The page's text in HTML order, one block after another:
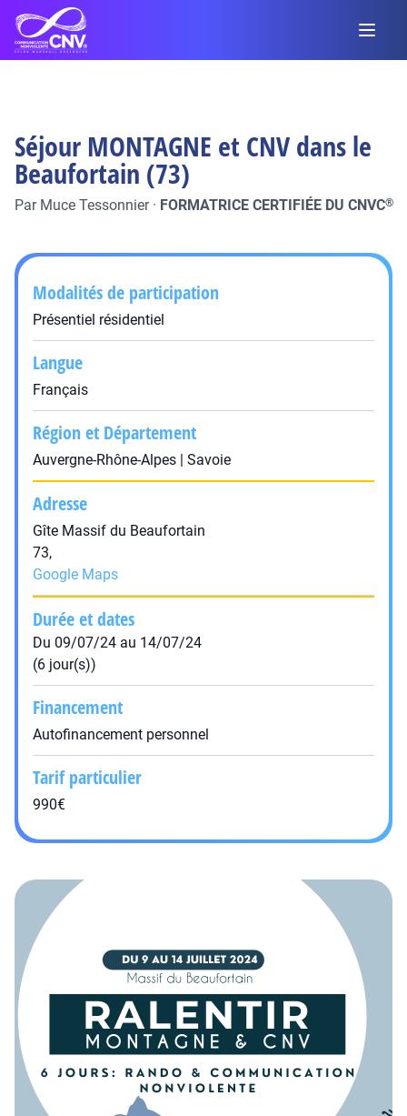
Séjour MONTAGNE et CNV dans le
Beaufortain (73)
Par Muce Tessonnier· FORMATRICE CERTIFIÉE DU CNVC®
Modalités de participation
Présentiel résidentiel
Langue
Français
Région et Département
Auvergne-Rhône-Alpes | Savoie
Adresse
Gîte Massif du Beaufortain
73,
Google Maps
Durée et dates
Du 09/07/24 au 14/07/24
(6 jour(s))
Financement
Autofinancement personnel
Tarif particulier
990€